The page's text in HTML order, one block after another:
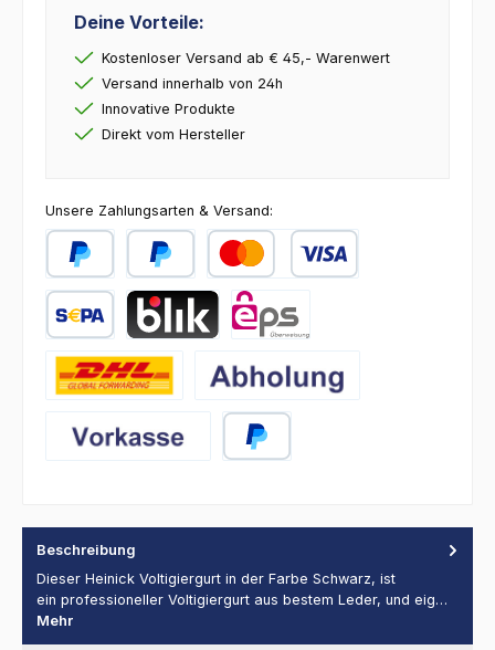
Deine Vorteile:
Kostenloser Versand ab € 45,- Warenwert
Versand innerhalb von 24h
Innovative Produkte
Direkt vom Hersteller
Unsere Zahlungsarten & Versand:
PayPal Später BezahlenKredit- oder Debitkarte
Abholung
Beschreibung
Dieser Heinick Voltigiergurt in der Farbe Schwarz, ist
ein professioneller Voltigiergurt aus bestem Leder, und eig…
Mehr